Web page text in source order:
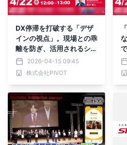
DX停滞を打破する「デザ
インの視点」。現場との乖
離を防ぎ、活用されるシス
テムを生む設計戦略【4/2
2開催セミナー】｜株式会
社PIVOT
2026-04-15 09:45
株式会社PIVOT